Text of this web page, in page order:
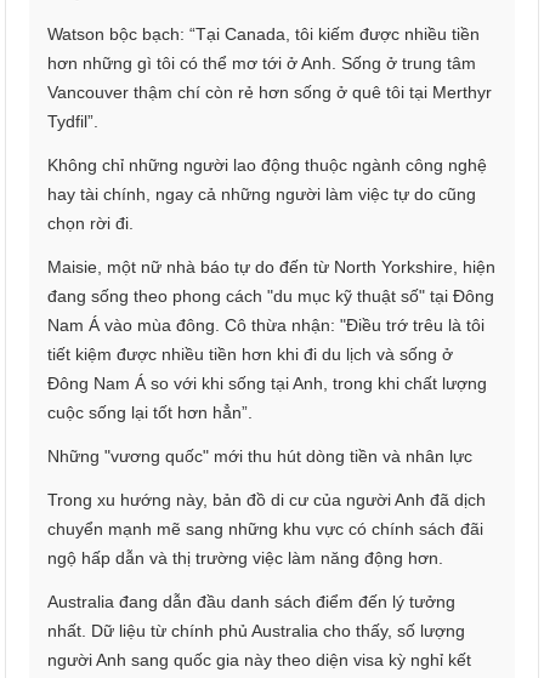
Watson bộc bạch: “Tại Canada, tôi kiếm được nhiều tiền
hơn những gì tôi có thể mơ tới ở Anh. Sống ở trung tâm
Vancouver thậm chí còn rẻ hơn sống ở quê tôi tại Merthyr
Tydfil”.
Không chỉ những người lao động thuộc ngành công nghệ
hay tài chính, ngay cả những người làm việc tự do cũng
chọn rời đi.
Maisie, một nữ nhà báo tự do đến từ North Yorkshire, hiện
đang sống theo phong cách "du mục kỹ thuật số" tại Đông
Nam Á vào mùa đông. Cô thừa nhận: "Điều trớ trêu là tôi
tiết kiệm được nhiều tiền hơn khi đi du lịch và sống ở
Đông Nam Á so với khi sống tại Anh, trong khi chất lượng
cuộc sống lại tốt hơn hẳn”.
Những "vương quốc" mới thu hút dòng tiền và nhân lực
Trong xu hướng này, bản đồ di cư của người Anh đã dịch
chuyển mạnh mẽ sang những khu vực có chính sách đãi
ngộ hấp dẫn và thị trường việc làm năng động hơn.
Australia đang dẫn đầu danh sách điểm đến lý tưởng
nhất. Dữ liệu từ chính phủ Australia cho thấy, số lượng
người Anh sang quốc gia này theo diện visa kỳ nghỉ kết